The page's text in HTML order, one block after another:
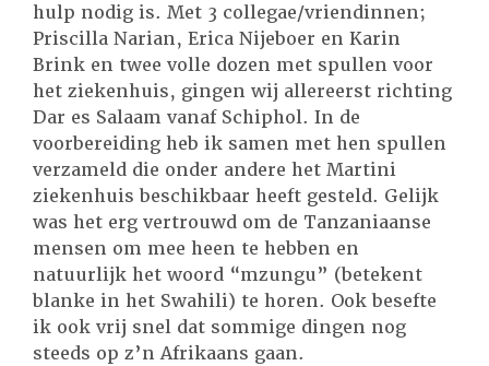
hulp nodig is. Met 3 collegae/vriendinnen;
Priscilla Narian, Erica Nijeboer en Karin
Brink en twee volle dozen met spullen voor
het ziekenhuis, gingen wij allereerst richting
Dar es Salaam vanaf Schiphol. In de
voorbereiding heb ik samen met hen spullen
verzameld die onder andere het Martini
ziekenhuis beschikbaar heeft gesteld. Gelijk
was het erg vertrouwd om de Tanzaniaanse
mensen om mee heen te hebben en
natuurlijk het woord “mzungu” (betekent
blanke in het Swahili) te horen. Ook besefte
ik ook vrij snel dat sommige dingen nog
steeds op z’n Afrikaans gaan.